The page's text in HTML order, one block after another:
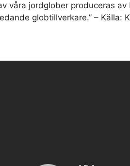
våra jordglober produceras
globtillverkare.” – Källa: